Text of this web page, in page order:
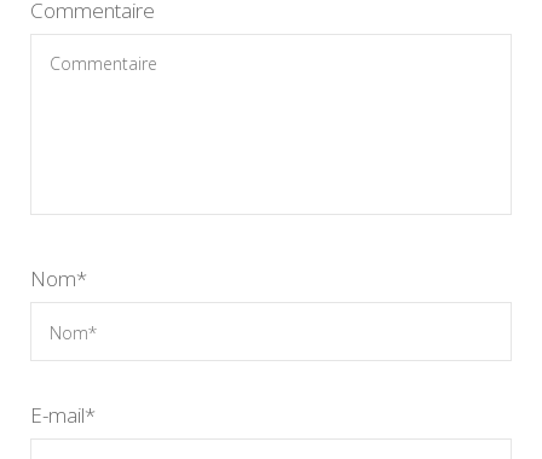
Commentaire
Nom*
E-mail*